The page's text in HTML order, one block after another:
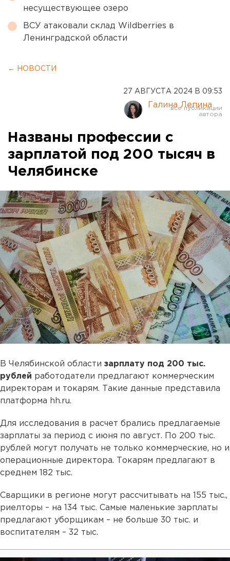
несуществующее озеро
ВСУ атаковали склад Wildberries в
Ленинградской области
← НОВОСТИ
27 АВГУСТА 2024 В 09:53
Галина Лепина
Названы профессии с
зарплатой под 200 тысяч в
Челябинске
В Челябинской области зарплату под 200 тыс.
рублей работодатели предлагают коммерческим
директорам и токарям. Такие данные представила
платформа hh.ru.
Для исследования в расчет брались предлагаемые
зарплаты за период с июня по август. По 200 тыс.
рублей могут получать не только коммерческие, но и
операционные директора. Токарям предлагают в
среднем 182 тыс.
Сварщики в регионе могут рассчитывать на 155 тыс.,
риелторы – на 134 тыс. Самые маленькие зарплаты
предлагают уборщикам – не больше 30 тыс. и
воспитателям – 32 тыс.